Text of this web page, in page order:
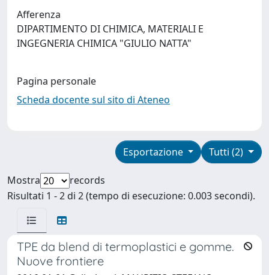
Afferenza
DIPARTIMENTO DI CHIMICA, MATERIALI E
INGEGNERIA CHIMICA "GIULIO NATTA"
Pagina personale
Scheda docente sul sito di Ateneo
Tutti (2)
Esportazione
Mostra
records
Risultati 1 - 2 di 2 (tempo di esecuzione: 0.003 secondi).
TPE da blend di termoplastici e gomme.
Nuove frontiere